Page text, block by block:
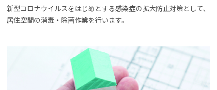
新型コロナウイルスをはじめとする感染症の拡大防止対策として、
居住空間の消毒・除菌作業を行います。